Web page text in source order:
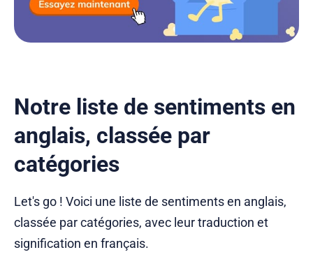
Notre liste de sentiments en
anglais, classée par
catégories
Let's go ! Voici une liste de sentiments en anglais,
classée par catégories, avec leur traduction et
signification en français.